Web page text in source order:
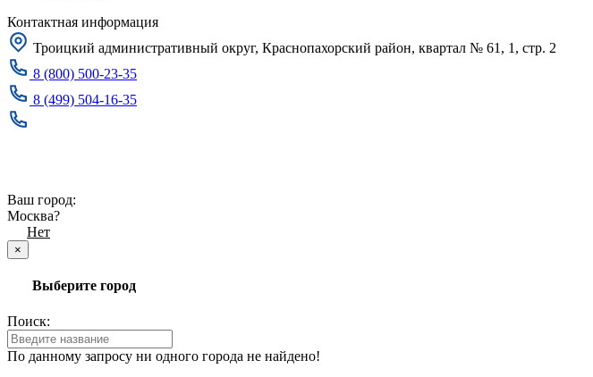
Контактная информация
Троицкий административный округ, Краснопахорский район, квартал № 61, 1, стр. 2
8 (800) 500-23-35
8 (499) 504-16-35
Ваш город:
Москва?
Нет
×
Выберите город
Поиск:
По данному запросу ни одного города не найдено!